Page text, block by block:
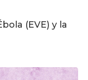
(EVE) y la